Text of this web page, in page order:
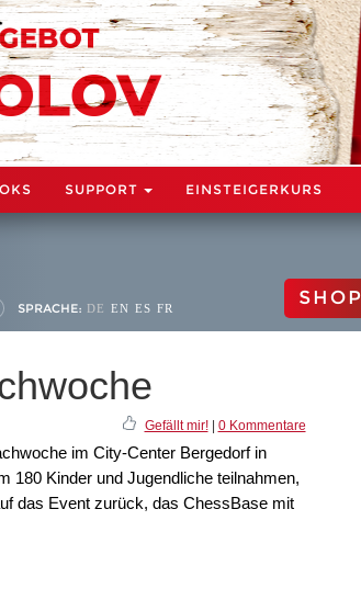
SUPPORT EINSTEIGERKURS
SPRACHE: DE EN ES FR SHOP
Gefällt mir!| 0 Kommentare
im City-Center Bergedorf in
180 Kinder und Jugendliche teilnahmen,
das Event zurück, das ChessBase mit